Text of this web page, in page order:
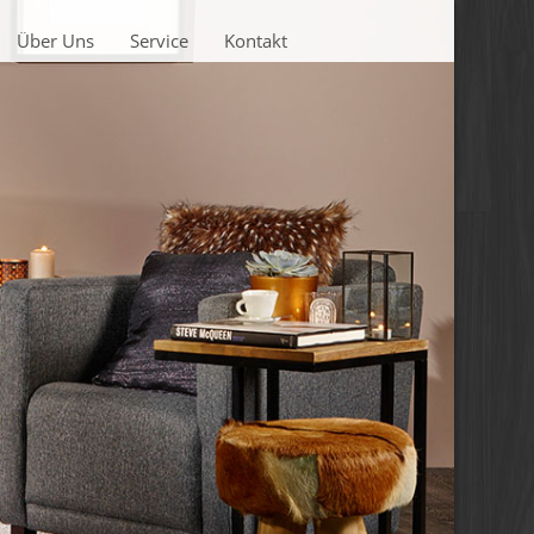
Über Uns Service Kontakt